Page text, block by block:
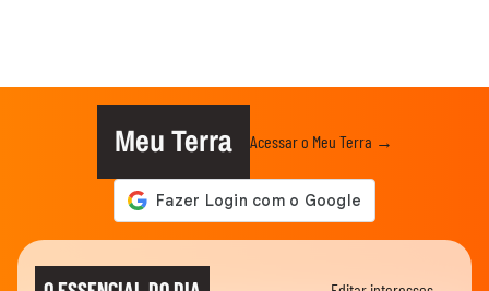
Meu Terra Acessar o Meu Terra →